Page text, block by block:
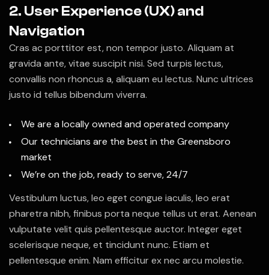
2. User Experience (UX) and
Navigation
Cras ac porttitor est, non tempor justo. Aliquam at
gravida ante, vitae suscipit nisi. Sed turpis lectus,
convallis non rhoncus a, aliquam eu lectus. Nunc ultrices
justo id tellus bibendum viverra.
We are a locally owned and operated company
Our technicians are the best in the Greensboro
market
We’re on the job, ready to serve, 24/7
Vestibulum luctus, leo eget congue iaculis, leo erat
pharetra nibh, finibus porta neque tellus ut erat. Aenean
vulputate velit quis pellentesque auctor. Integer eget
scelerisque neque, et tincidunt nunc. Etiam et
pellentesque enim. Nam efficitur ex nec arcu molestie.